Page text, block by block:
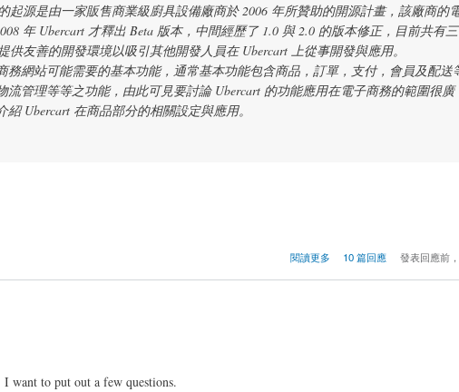
起源是由一家販售商業級廚具設備廠商於 2006 年所贊助的開源計畫，該廠商的
年 Ubercart 才釋出 Beta 版本，中間經歷了 1.0 與 2.0 的版本修正，目前共有
友善的開發環境以吸引其他開發人員在 Ubercart 上從事開發與應用。
網站可能需要的基本功能，通常基本功能包含商品，訂單，支付，會員及配送
管理等等之功能，由此可見要討論 Ubercart 的功能應用在電子商務的範圍很廣
Ubercart 在商品部分的相關設定與應用。
閱讀更多 10 篇回應 發表回應前
want to put out a few questions.